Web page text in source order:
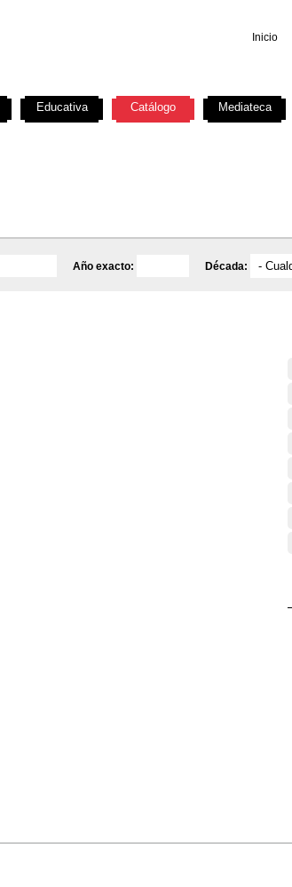
Inicio
Año exacto: Década:
Educativa Catálogo Mediateca